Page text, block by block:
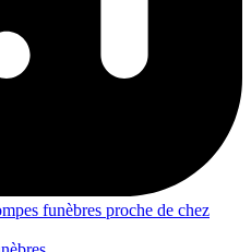
funèbres proche de chez